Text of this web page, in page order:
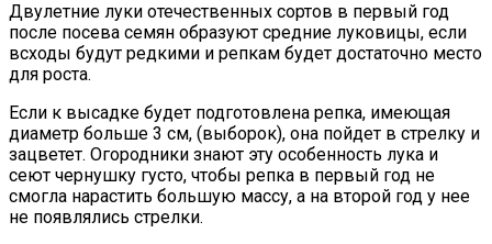
Двулетние луки отечественных сортов в первый год
после посева семян образуют средние луковицы, если
всходы будут редкими и репкам будет достаточно место
для роста.
Если к высадке будет подготовлена репка, имеющая
диаметр больше 3 см, (выборок), она пойдет в стрелку и
зацветет. Огородники знают эту особенность лука и
сеют чернушку густо, чтобы репка в первый год не
смогла нарастить большую массу, а на второй год у нее
не появлялись стрелки.